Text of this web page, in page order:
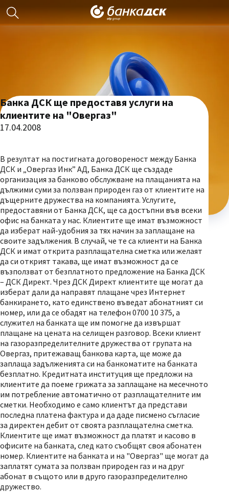
Банка ДСК ще предоставя услуги на
клиентите на "Овергаз"
17.04.2008
В резултат на постигната договореност между Банка
ДСК и „Овергаз Инк” АД, Банка ДСК ще създаде
организация за банково обслужване на плащанията на
дължими суми за ползван природен газ от клиентите на
дъщерните дружества на компанията. Услугите,
предоставяни от Банка ДСК, ще са достъпни във всеки
офис на банката у нас. Клиентите ще имат възможност
да изберат най-удобния за тях начин за заплащане на
своите задължения. В случай, че те са клиенти на Банка
ДСК и имат открита разплащателна сметка или желаят
да си открият такава, ще имат възможност да се
възползват от безплатното предложение на Банка ДСК
– ДСК Директ. Чрез ДСК Директ клиентите ще могат да
изберат дали да направят плащане чрез Интернет
банкирането, като единствено въведат абонатният си
номер, или да се обадят на телефон 0700 10 375, а
служител на банката ще им помогне да извършат
плащане на цената на селищен разговор. Всеки клиент
на газоразпределителните дружества от групата на
Овергаз, притежаващ банкова карта, ще може да
заплаща задълженията си на банкоматите на банката
безплатно. Кредитната институция ще предложи на
клиентите да поеме грижата за заплащане на месечното
им потребление автоматично от разплащателните им
сметки. Необходимо е само клиентът да представи
последна платена фактура и да даде писмено съгласие
за директен дебит от своята разплащателна сметка.
Клиентите ще имат възможност да платят и касово в
офисите на банката, след като съобщят своя абонатен
номер. Клиентите на банката и на "Овергаз" ще могат да
заплатят сумата за ползван природен газ и на друг
абонат в същото или в друго газоразпределително
дружество.